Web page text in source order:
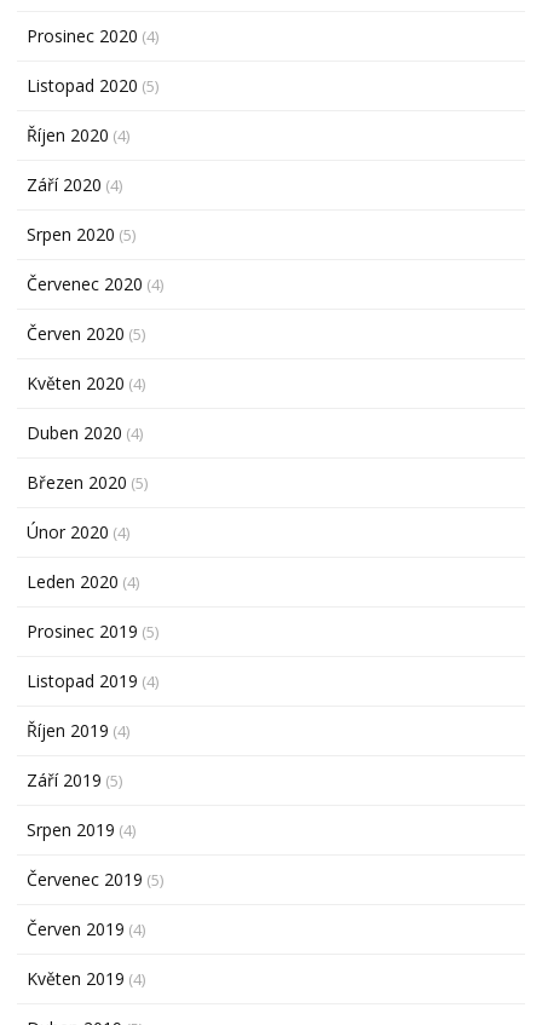
Prosinec 2020 (4)
Listopad 2020 (5)
Říjen 2020 (4)
Září 2020 (4)
Srpen 2020 (5)
Červenec 2020 (4)
Červen 2020 (5)
Květen 2020 (4)
Duben 2020 (4)
Březen 2020 (5)
Únor 2020 (4)
Leden 2020 (4)
Prosinec 2019 (5)
Listopad 2019 (4)
Říjen 2019 (4)
Září 2019 (5)
Srpen 2019 (4)
Červenec 2019 (5)
Červen 2019 (4)
Květen 2019 (4)